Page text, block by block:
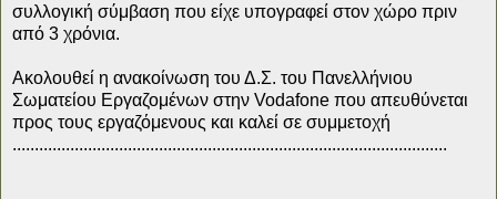
συλλογική σύμβαση που είχε υπογραφεί στον χώρο πριν
από 3 χρόνια.
Ακολουθεί η ανακοίνωση του Δ.Σ. του Πανελλήνιου
Σωματείου Εργαζομένων στην Vodafone που απευθύνεται
προς τους εργαζόμενους και καλεί σε συμμετοχή
..................................................................................................